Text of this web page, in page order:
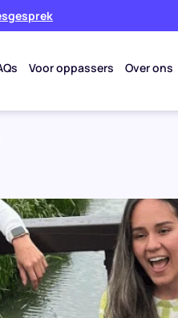
Voor oppassers Over ons